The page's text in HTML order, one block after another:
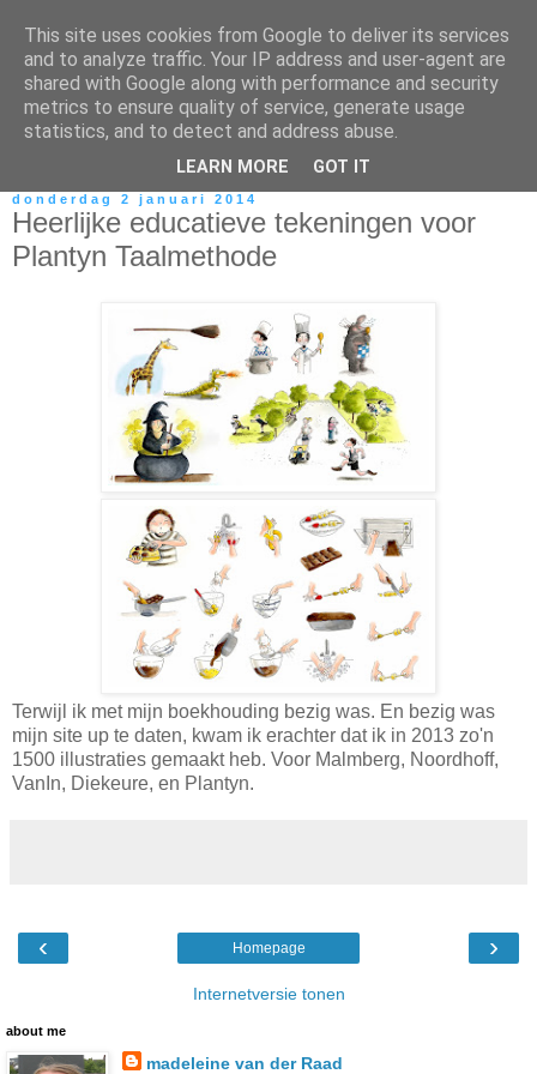
donderdag 2 januari 2014
Heerlijke educatieve tekeningen voor
Plantyn Taalmethode
Terwijl ik met mijn boekhouding bezig was. En bezig was
mijn site up te daten, kwam ik erachter dat ik in 2013 zo'n
1500 illustraties gemaakt heb. Voor Malmberg, Noordhoff,
VanIn, Diekeure, en Plantyn.
‹ ›
Homepage
Internetversie tonen
about me
madeleine van der Raad
This site uses cookies from Google to deliver its services
and to analyze traffic. Your IP address and user-agent are
shared with Google along with performance and security
metrics to ensure quality of service, generate usage
statistics, and to detect and address abuse.
LEARN MORE GOT IT